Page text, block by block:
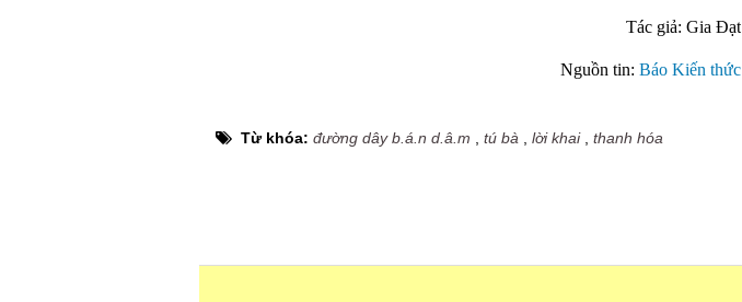
Tác giả: Gia Đạt
Nguồn tin: Báo Kiến thức
Từ khóa: đường dây b.á.n d.â.m tú bà lời khai, thanh hóa